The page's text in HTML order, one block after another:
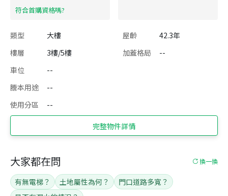
​符合首購資格嗎?
類型 大樓 屋齡
42.3年
樓層
3樓/5樓 加蓋格局
--
車位
--
謄本用途
--
使用分區
--
完整物件詳情
大家都在問 換一換
有無電梯？ 土地屬性為何？
門口道路多寬？